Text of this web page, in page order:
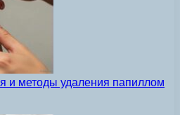
и методы удаления папиллом